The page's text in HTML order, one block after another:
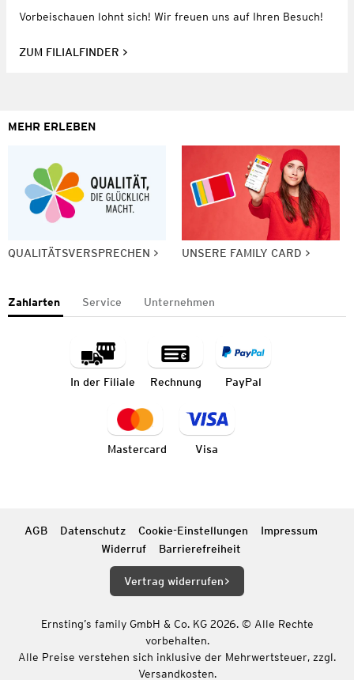
Vorbeischauen lohnt sich! Wir freuen uns auf Ihren Besuch!
ZUM FILIALFINDER
MEHR ERLEBEN
QUALITÄTSVERSPRECHEN UNSERE FAMILY CARD
Zahlarten Service Unternehmen
In der Filiale Rechnung PayPal
Mastercard Visa
AGB Datenschutz Cookie-Einstellungen
Impressum
Widerruf
Barrierefreiheit
Vertrag widerrufen
Ernsting’s family GmbH & Co. KG 2026. © Alle Rechte
vorbehalten.
Alle Preise verstehen sich inklusive der Mehrwertsteuer, zzgl.
Versandkosten.